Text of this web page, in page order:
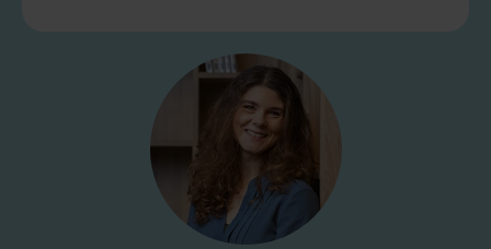
Je valide ma
candidature
test de 15 minutes